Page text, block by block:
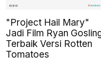
"Project Hail Mary"
Jadi Film Ryan
Terbaik Versi Rotten
Tomatoes